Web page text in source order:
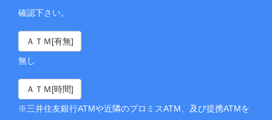
確認下さい。
ＡＴＭ[有無]
無し
ＡＴＭ[時間]
※三井住友銀行ATMや近隣のプロミスATM、及び提携ATMを